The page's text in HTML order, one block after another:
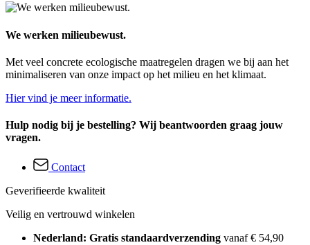
We werken milieubewust.
Met veel concrete ecologische maatregelen dragen we bij aan het
minimaliseren van onze impact op het milieu en het klimaat.
Hier vind je meer informatie.
Hulp nodig bij je bestelling? Wij beantwoorden graag jouw
vragen.
Contact
Geverifieerde kwaliteit
Veilig en vertrouwd winkelen
Nederland: Gratis standaardverzending vanaf € 54,90